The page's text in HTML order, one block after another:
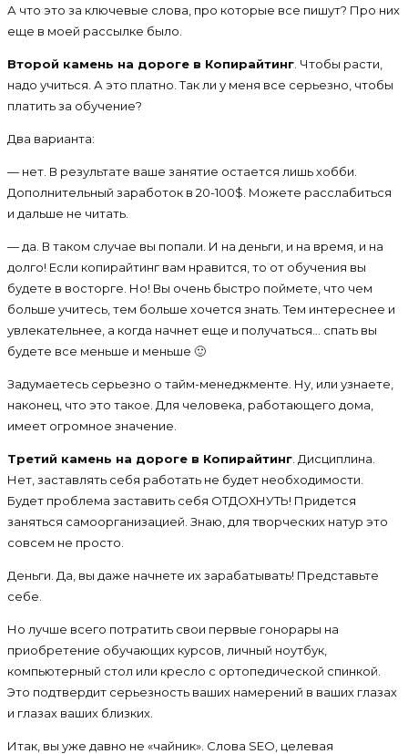
А что это за ключевые слова, про которые все пишут? Про них
еще в моей рассылке было.
Второй камень на дороге в Копирайтинг . Чтобы расти,
надо учиться. А это платно. Так ли у меня все серьезно, чтобы
платить за обучение?
Два варианта:
— нет. В результате ваше занятие остается лишь хобби.
Дополнительный заработок в 20-100$. Можете расслабиться
и дальше не читать.
— да. В таком случае вы попали. И на деньги, и на время, и на
долго! Если копирайтинг вам нравится, то от обучения вы
будете в восторге. Но! Вы очень быстро поймете, что чем
больше учитесь, тем больше хочется знать. Тем интереснее и
увлекательнее, а когда начнет еще и получаться… спать вы
будете все меньше и меньше 🙂
Задумаетесь серьезно о тайм-менеджменте. Ну, или узнаете,
наконец, что это такое. Для человека, работающего дома,
имеет огромное значение.
Третий камень на дороге в Копирайтинг . Дисциплина.
Нет, заставлять себя работать не будет необходимости.
Будет проблема заставить себя ОТДОХНУТЬ! Придется
заняться самоорганизацией. Знаю, для творческих натур это
совсем не просто.
Деньги. Да, вы даже начнете их зарабатывать! Представьте
себе.
Но лучше всего потратить свои первые гонорары на
приобретение обучающих курсов, личный ноутбук,
компьютерный стол или кресло с ортопедической спинкой.
Это подтвердит серьезность ваших намерений в ваших глазах
и глазах ваших близких.
Итак, вы уже давно не «чайник». Слова SEO, целевая